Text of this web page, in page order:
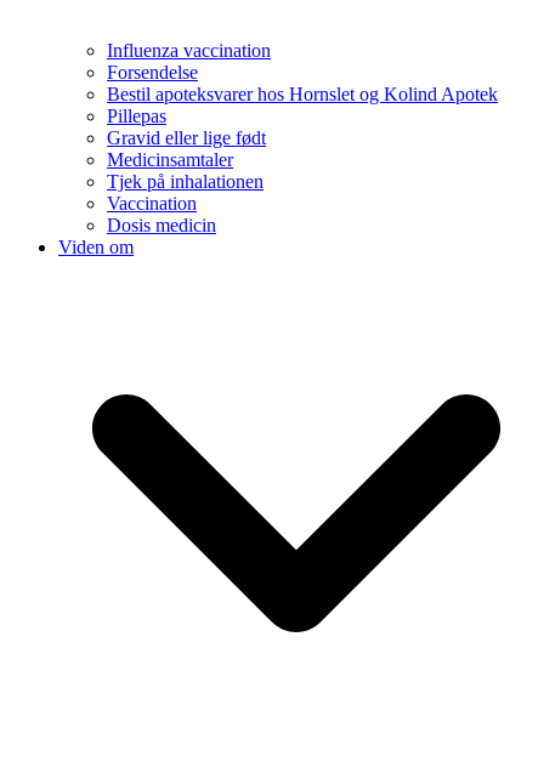
Influenza vaccination
Forsendelse
Bestil apoteksvarer hos Hornslet og Kolind Apotek
Pillepas
Gravid eller lige født
Medicinsamtaler
Tjek på inhalationen
Vaccination
Dosis medicin
Viden om